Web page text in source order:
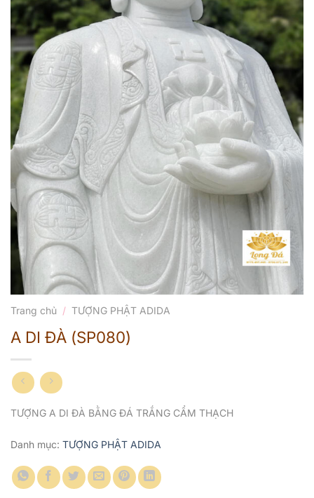
Trang chủ / TƯỢNG PHẬT ADIDA
A DI ĐÀ (SP080)
TƯỢNG A DI ĐÀ BẰNG ĐÁ TRẮNG CẨM THẠCH
Danh mục: TƯỢNG PHẬT ADIDA